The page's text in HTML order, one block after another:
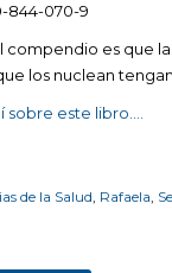
844-070-9
compendio es que
los nuclean
sobre este libro….
de la Salud, Rafaela,